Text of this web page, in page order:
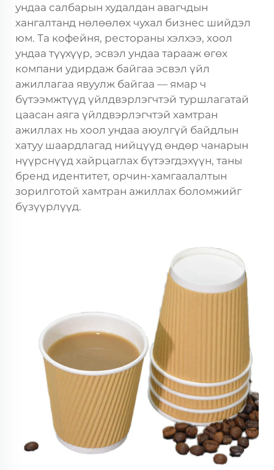
ундаа салбарын худалдан авагчдын
хангалтанд нөлөөлөх чухал бизнес шийдэл
юм. Та кофейня, рестораны хэлхээ, хоол
ундаа түүхүүр, эсвэл ундаа тарааж өгөх
компани удирдаж байгаа эсвэл үйл
ажиллагаа явуулж байгаа — ямар ч
бүтээмжтүүд үйлдвэрлэгчтэй туршлагатай
цаасан аяга үйлдвэрлэгчтэй хамтран
ажиллах нь хоол ундаа аюулгүй байдлын
хатуу шаардлагад нийцүүд өндөр чанарын
нүүрснүүд хайрцаглах бүтээгдэхүүн, таны
бренд идентитет, орчин-хамгаалалтын
зорилготой хамтран ажиллах боломжийг
бүзүүрлүүд.